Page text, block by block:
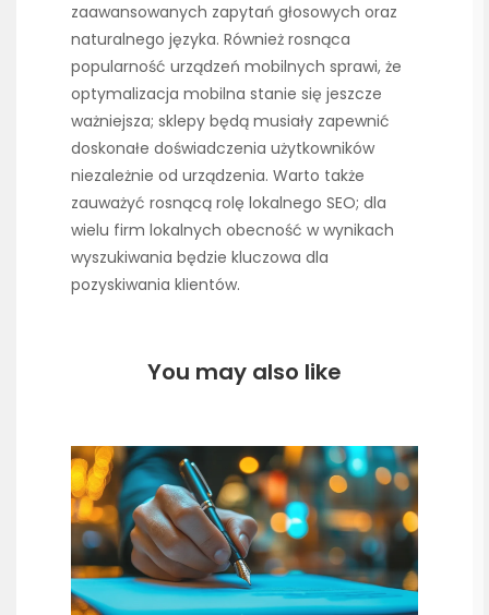
zaawansowanych zapytań głosowych oraz
naturalnego języka. Również rosnąca
popularność urządzeń mobilnych sprawi, że
optymalizacja mobilna stanie się jeszcze
ważniejsza; sklepy będą musiały zapewnić
doskonałe doświadczenia użytkowników
niezależnie od urządzenia. Warto także
zauważyć rosnącą rolę lokalnego SEO; dla
wielu firm lokalnych obecność w wynikach
wyszukiwania będzie kluczowa dla
pozyskiwania klientów.
You may also like